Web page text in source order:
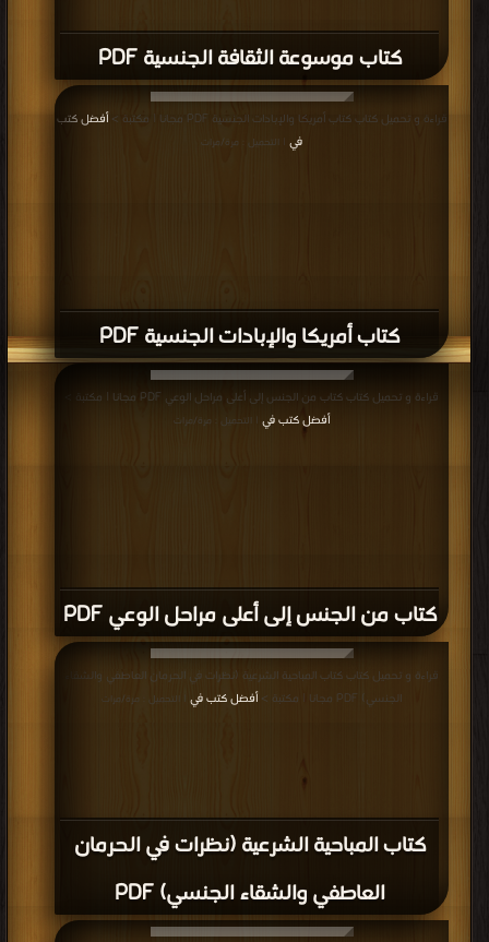
كتاب موسوعة الثقافة الجنسية PDF
كتاب أمريكا والإبادات الجنسية PDF
قراءة و تحميل كتاب كتاب أمريكا والإبادات الجنسية PDF مجانا | مكتبة >
أفضل كتب
في
| التحميل : مرة/مرات
كتاب من الجنس إلى أعلى مراحل الوعي PDF
قراءة و تحميل كتاب كتاب من الجنس إلى أعلى مراحل الوعي PDF مجانا | مكتبة >
أفضل كتب في
| التحميل : مرة/مرات
كتاب المباحية الشرعية (نظرات في الحرمان
العاطفي والشقاء الجنسي) PDF
قراءة و تحميل كتاب كتاب المباحية الشرعية (نظرات في الحرمان العاطفي والشقاء
الجنسي) PDF مجانا | مكتبة >
أفضل كتب في | التحميل : مرة/مرات